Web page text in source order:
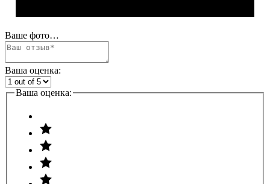
Ваше фото…
Ваша оценка:
Ваша оценка: